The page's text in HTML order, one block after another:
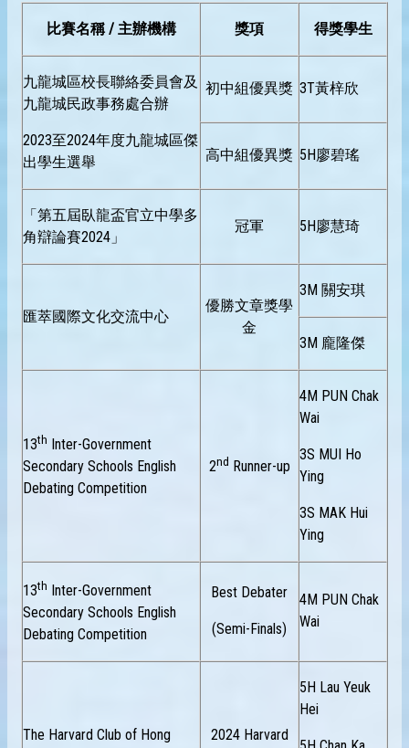
比賽名稱 / 主辦機構 獎項 得獎學生
九龍城區校長聯絡委員會及
九龍城民政事務處合辦
2023至2024年度九龍城區傑
出學生選舉
初中組優異獎 3T黃梓欣
高中組優異獎 5H廖碧瑤
「第五屆臥龍盃官立中學多
角辯論賽2024」
冠軍 5H廖慧琦
匯萃國際文化交流中心
優勝文章獎學
金
3M 關安琪
3M 龐隆傑
13th Inter-Government
Secondary Schools English
Debating Competition
2nd Runner-up
4M PUN Chak
Wai
3S MUI Ho
Ying
3S MAK Hui
Ying
13th Inter-Government
Secondary Schools English
Debating Competition
Best Debater
(Semi-Finals)
4M PUN Chak
Wai
The Harvard Club of Hong
2024 Harvard
5H Lau Yeuk
Hei